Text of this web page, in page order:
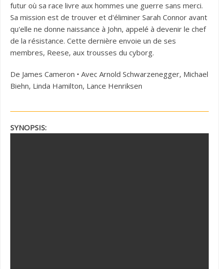
futur où sa race livre aux hommes une guerre sans merci.
Sa mission est de trouver et d'éliminer Sarah Connor avant
qu'elle ne donne naissance à John, appelé à devenir le chef
de la résistance. Cette dernière envoie un de ses
membres, Reese, aux trousses du cyborg.
De James Cameron • Avec Arnold Schwarzenegger, Michael
Biehn, Linda Hamilton, Lance Henriksen
SYNOPSIS: